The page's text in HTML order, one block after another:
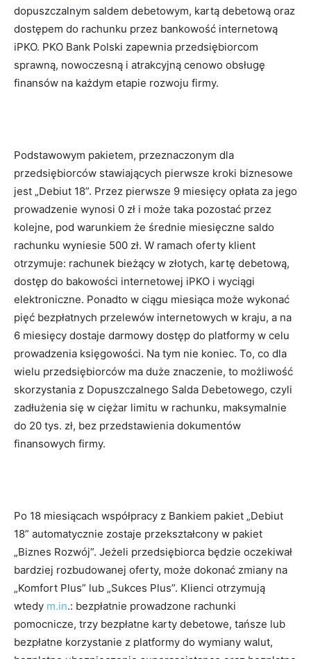
dopuszczalnym saldem debetowym, kartą debetową oraz
dostępem do rachunku przez bankowość internetową
iPKO. PKO Bank Polski zapewnia przedsiębiorcom
sprawną, nowoczesną i atrakcyjną cenowo obsługę
finansów na każdym etapie rozwoju firmy.
Podstawowym pakietem, przeznaczonym dla
przedsiębiorców stawiających pierwsze kroki biznesowe
jest „Debiut 18”. Przez pierwsze 9 miesięcy opłata za jego
prowadzenie wynosi 0 zł i może taka pozostać przez
kolejne, pod warunkiem że średnie miesięczne saldo
rachunku wyniesie 500 zł. W ramach oferty klient
otrzymuje: rachunek bieżący w złotych, kartę debetową,
dostęp do bakowości internetowej iPKO i wyciągi
elektroniczne. Ponadto w ciągu miesiąca może wykonać
pięć bezpłatnych przelewów internetowych w kraju, a na
6 miesięcy dostaje darmowy dostęp do platformy w celu
prowadzenia księgowości. Na tym nie koniec. To, co dla
wielu przedsiębiorców ma duże znaczenie, to możliwość
skorzystania z Dopuszczalnego Salda Debetowego, czyli
zadłużenia się w ciężar limitu w rachunku, maksymalnie
do 20 tys. zł, bez przedstawienia dokumentów
finansowych firmy.
Po 18 miesiącach współpracy z Bankiem pakiet „Debiut
18” automatycznie zostaje przekształcony w pakiet
„Biznes Rozwój”. Jeżeli przedsiębiorca będzie oczekiwał
bardziej rozbudowanej oferty, może dokonać zmiany na
„Komfort Plus” lub „Sukces Plus”. Klienci otrzymują
wtedy m.in.: bezpłatnie prowadzone rachunki
pomocnicze, trzy bezpłatne karty debetowe, tańsze lub
bezpłatne korzystanie z platformy do wymiany walut,